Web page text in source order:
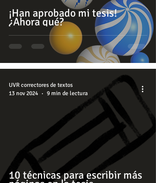
¡Han aprobado mi tesis!
¿Ahora qué?
10 técnicas para escribir más
UVR correctores de textos
13 nov 2024
9 min de lectura